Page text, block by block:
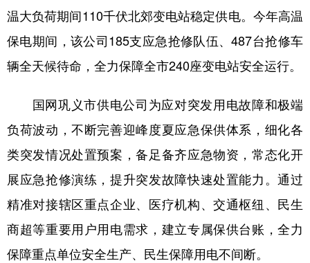
温大负荷期间110千伏北郊变电站稳定供电。今年高温
保电期间，该公司185支应急抢修队伍、487台抢修车
辆全天候待命，全力保障全市240座变电站安全运行。
国网巩义市供电公司为应对突发用电故障和极端
负荷波动，不断完善迎峰度夏应急保供体系，细化各
类突发情况处置预案，备足备齐应急物资，常态化开
展应急抢修演练，提升突发故障快速处置能力。通过
精准对接辖区重点企业、医疗机构、交通枢纽、民生
商超等重要用户用电需求，建立专属保供台账，全力
保障重点单位安全生产、民生保障用电不间断。